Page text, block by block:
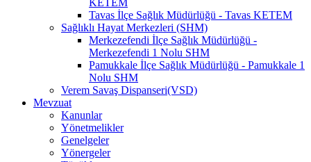
Tavas İlçe Sağlık Müdürlüğü - Tavas KETEM
Sağlıklı Hayat Merkezleri (SHM)
Merkezefendi İlçe Sağlık Müdürlüğü -
Merkezefendi 1 Nolu SHM
Pamukkale İlçe Sağlık Müdürlüğü - Pamukkale 1
Nolu SHM
Verem Savaş Dispanseri(VSD)
Mevzuat
Kanunlar
Yönetmelikler
Genelgeler
Yönergeler